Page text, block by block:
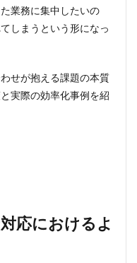
業務に集中したいの
しまうという形になっ
せが抱える課題の本質
実際の効率化事例を紹
応におけるよ